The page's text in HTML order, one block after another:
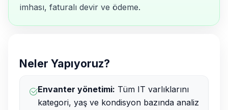
imhası, faturalı devir ve ödeme.
Neler Yapıyoruz?
Envanter yönetimi: Tüm IT varlıklarını
kategori, yaş ve kondisyon bazında analiz